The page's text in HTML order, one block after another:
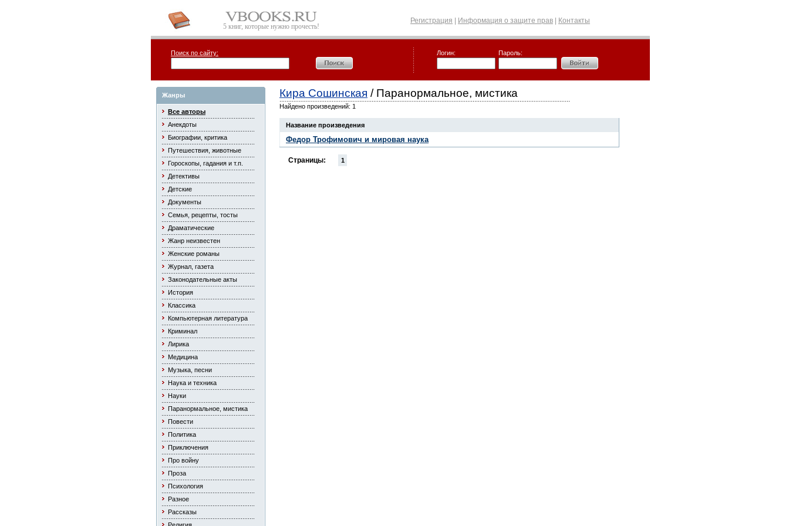
5 книг, которые нужно прочесть!
Регистрация Информация о защите прав Контакты
Поиск по сайту: Логин: Пароль:
Жанры
Все авторы
Анекдоты
Биографии, критика
Путешествия, животные
Гороскопы, гадания и т.п.
Детективы
Детские
Документы
Семья, рецепты, тосты
Драматические
Жанр неизвестен
Женские романы
Журнал, газета
Законодательные акты
История
Классика
Компьютерная литература
Криминал
Лирика
Медицина
Музыка, песни
Наука и техника
Науки
Паранормальное, мистика
Повести
Политика
Приключения
Про войну
Проза
Психология
Разное
Рассказы
Кира Сошинская / Паранормальное, мистика
Найдено произведений: 1
Название произведения
Федор Трофимович и мировая наука
Страницы: 1